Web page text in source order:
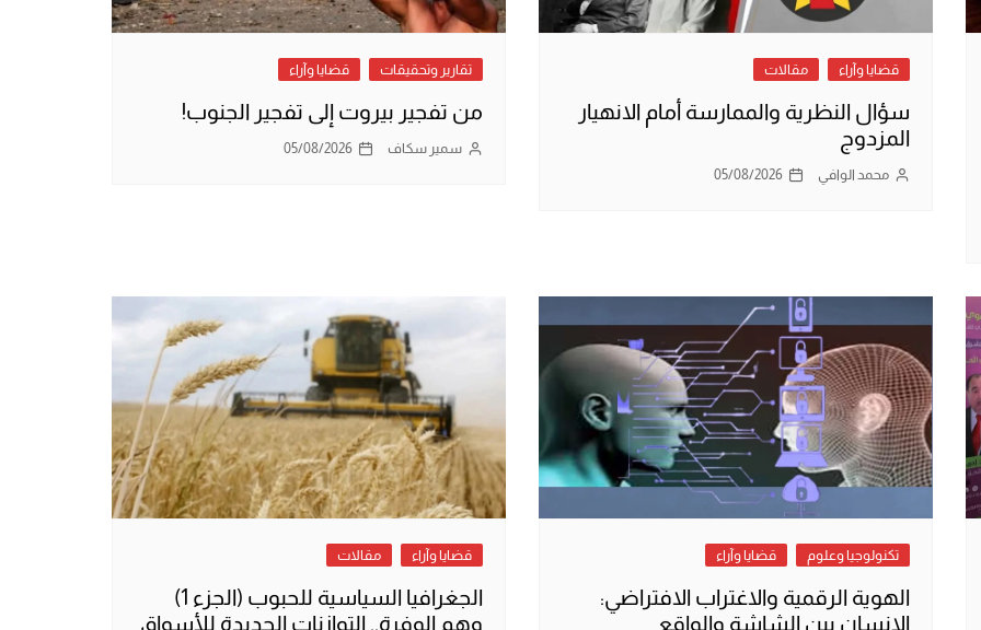
قضايا وآراء مقالات
سؤال النظرية والممارسة أمام الانهيار
المزدوج
محمد الوافي 05/08/2026
تقارير وتحقيقات قضايا وآراء
من تفجير بيروت إلى تفجير الجنوب!
سمير سكاف 05/08/2026
تكنولوجيا وعلوم قضايا وآراء
الهوية الرقمية والاغتراب الافتراضي:
الإنسان بين الشاشة والواقع
قضايا وآراء مقالات
الجغرافيا السياسية للحبوب (الجزء 1)
وهم الوفرة.. التوازنات الجديدة للأسواق